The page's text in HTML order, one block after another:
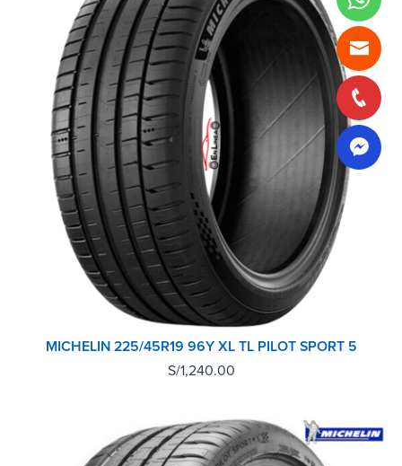
MICHELIN 225/45R19 96Y XL TL PILOT SPORT 5
S/1,240.00